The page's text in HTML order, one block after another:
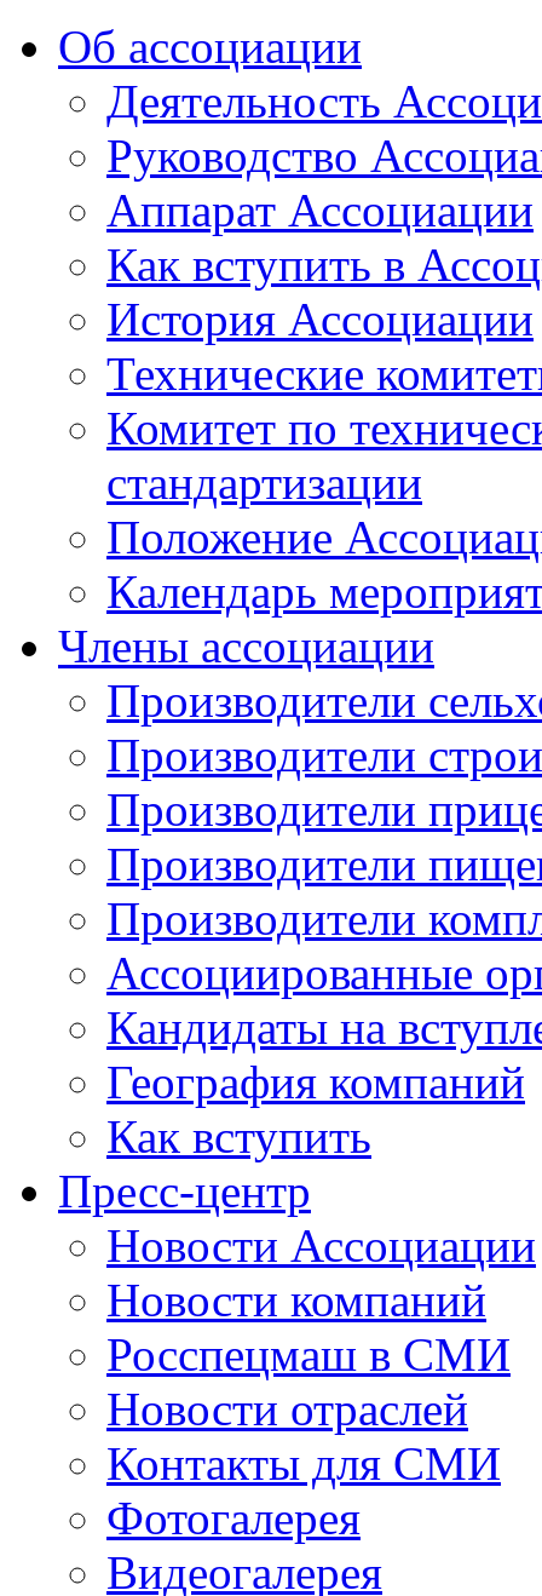
Об ассоциации
Деятельность
Руководство
Аппарат Ассоциации
Как вступить в
История Ассоциации
Технические
Комитет по
стандартизации
Положение
Календарь
Члены ассоциации
Производители
Производители
Производители
Производители
Производители
Ассоциированные
Кандидаты на
География компаний
Как вступить
Пресс-центр
Новости Ассоциации
Новости компаний
Росспецмаш в СМИ
Новости отраслей
Контакты для СМИ
Фотогалерея
Видеогалерея